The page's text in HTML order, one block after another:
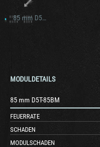
85 mm D5T-85BM-1
MODULDETAILS
85 mm D5T-85BM
FEUERRATE
SCHADEN
MODULSCHADEN